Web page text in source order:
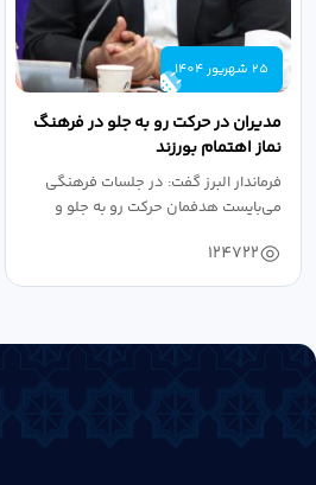
25 شهریور 1404
مدیران در حرکت رو به جلو در فرهنگ
نماز اهتمام بورزند
فرماندار البرز گفت: در جلسات فرهنگی
می‌بایست هدفمان حرکت رو به جلو و
124722